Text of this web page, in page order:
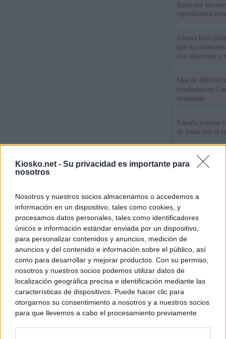
Kiosko.net - Su privacidad es importante para
nosotros
Nosotros y nuestros socios almacenamos o accedemos a
información en un dispositivo, tales como cookies, y
procesamos datos personales, tales como identificadores
únicos e información estándar enviada por un dispositivo,
para personalizar contenidos y anuncios, medición de
anuncios y del contenido e información sobre el público, así
como para desarrollar y mejorar productos. Con su permiso,
nosotros y nuestros socios podemos utilizar datos de
localización geográfica precisa e identificación mediante las
características de dispositivos. Puede hacer clic para
otorgarnos su consentimiento a nosotros y a nuestros socios
para que llevemos a cabo el procesamiento previamente
Italia por los
esperábamos
Última hora
que los
son aleatorios y
Más de 800.000
residentes en
fronterizo
España impone
de Italia tras el
Qué hay detrás
España por la
personas se
algo"
© Kiosko.net Aviso Legal Privacidad y Cookies